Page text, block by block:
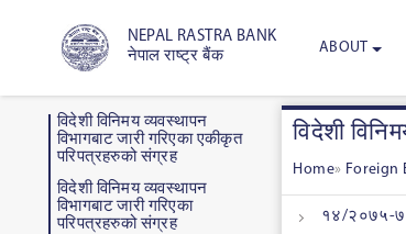
NEPAL RASTRA BANK
नेपाल राष्ट्र बैंक
ABOUT
विदेशी विनिमय व्यवस्थापन
विभागबाट जारी गरिएका एकीकृत
परिपत्रहरुको संग्रह
विदेशी विनिमय व्यवस्थापन
विभागबाट जारी गरिएका
परिपत्रहरुको संग्रह
विदेशी
Home» Foreign
१४/२०७५-